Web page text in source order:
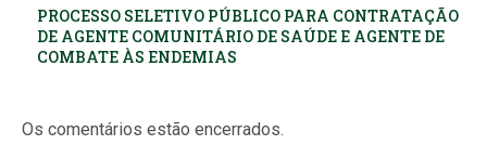
PROCESSO SELETIVO PÚBLICO PARA CONTRATAÇÃO
DE AGENTE COMUNITÁRIO DE SAÚDE E AGENTE DE
COMBATE ÀS ENDEMIAS
Os comentários estão encerrados.